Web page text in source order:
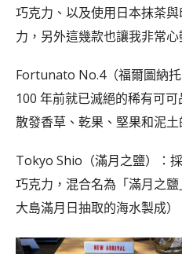
巧克力、以及使用日本抹茶
力，另外這幾款也讓我非常心
Fortunato No.4（福爾圖納
100 年前就已滅絕的稀有可
散發香草、乾果、堅果和泥土
Tokyo Shio（滿月之鹽）：
巧克力，混合名為「滿月之
大島滿月日抽取的海水製成